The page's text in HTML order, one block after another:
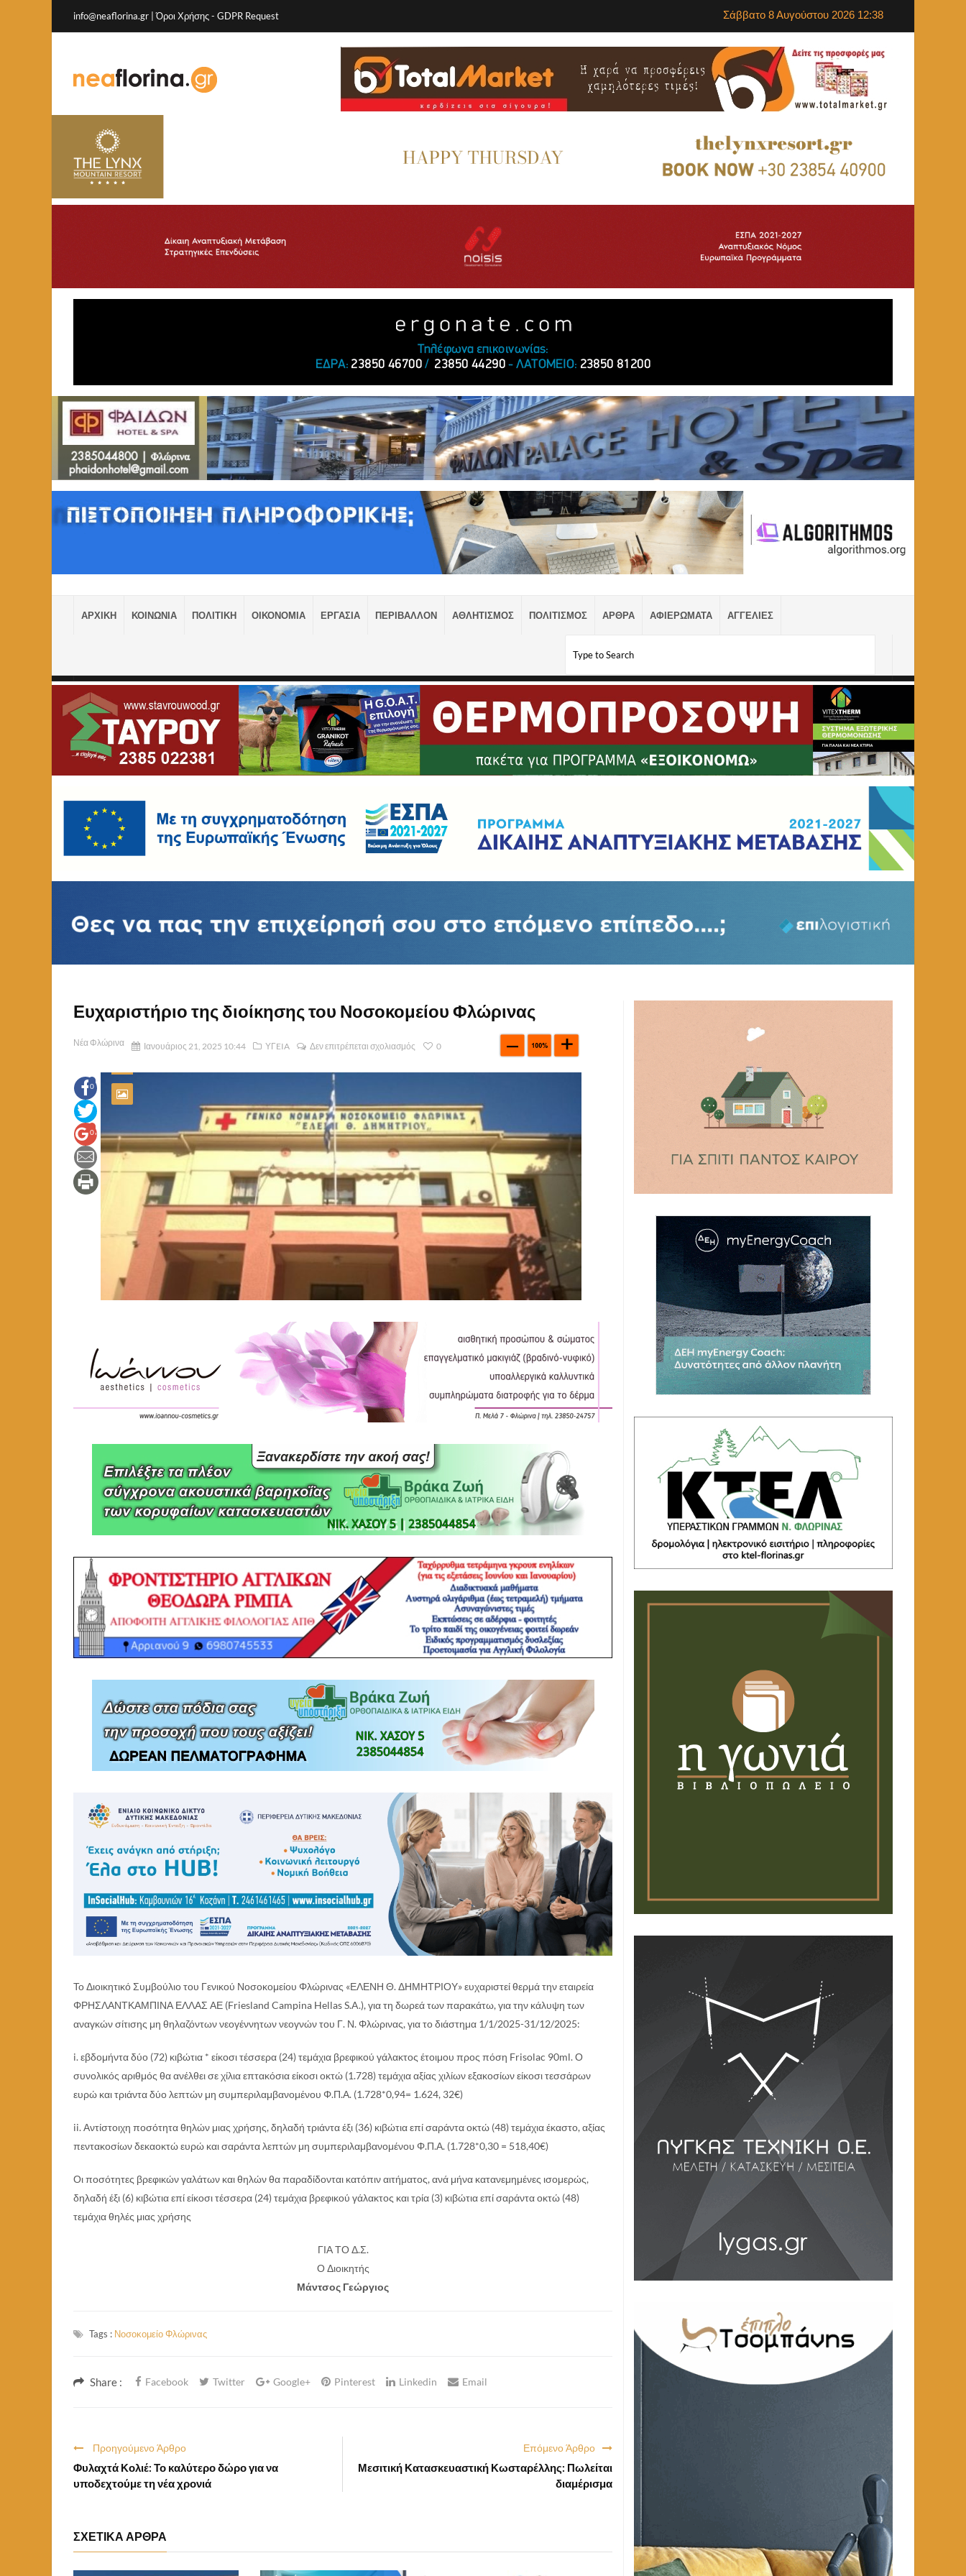
info@neaflorina.gr |Όροι Χρήσης- GDPR Request Σάββατο 8 Αυγούστου 2026 12:38
ΑΡΧΙΚΗ ΚΟΙΝΩΝΙΑ ΠΟΛΙΤΙΚΗ ΟΙΚΟΝΟΜΙΑ ΕΡΓΑΣΙΑ ΠΕΡΙΒΑΛΛΟΝ ΑΘΛΗΤΙΣΜΟΣ ΠΟΛΙΤΙΣΜΟΣ ΑΡΘΡΑ ΑΦΙΕΡΩΜΑΤΑ ΑΓΓΕΛΙΕΣ
Ευχαριστήριο της διοίκησης του Νοσοκομείου Φλώρινας
Νέα Φλώρινα Ιανουάριος 21, 2025 10:44 ΥΓEIA Δεν επιτρέπεται σχολιασμός 0
0
0
Το Διοικητικό Συμβούλιο του Γενικού Νοσοκομείου Φλώρινας «ΕΛΕΝΗ Θ. ΔΗΜΗΤΡΙΟΥ» ευχαριστεί θερμά την εταιρεία
ΦΡΗΣΛΑΝΤΚΑΜΠΙΝΑ ΕΛΛΑΣ ΑΕ (Friesland Campina Hellas S.A.), για τη δωρεά των παρακάτω, για την κάλυψη των
αναγκών σίτισης μη θηλαζόντων νεογέννητων νεογνών του Γ. Ν. Φλώρινας, για το διάστημα 1/1/2025-31/12/2025:
i. εβδομήντα δύο (72) κιβώτια * είκοσι τέσσερα (24) τεμάχια βρεφικού γάλακτος έτοιμου προς πόση Frisolac 90ml. Ο
συνολικός αριθμός θα ανέλθει σε χίλια επτακόσια είκοσι οκτώ (1.728) τεμάχια αξίας χιλίων εξακοσίων είκοσι τεσσάρων
ευρώ και τριάντα δύο λεπτών μη συμπεριλαμβανομένου Φ.Π.Α. (1.728*0,94= 1.624, 32€)
ii. Αντίστοιχη ποσότητα θηλών μιας χρήσης, δηλαδή τριάντα έξι (36) κιβώτια επί σαράντα οκτώ (48) τεμάχια έκαστο, αξίας
πεντακοσίων δεκαοκτώ ευρώ και σαράντα λεπτών μη συμπεριλαμβανομένου Φ.Π.Α. (1.728*0,30 = 518,40€)
Οι ποσότητες βρεφικών γαλάτων και θηλών θα παραδίδονται κατόπιν αιτήματος, ανά μήνα κατανεμημένες ισομερώς,
δηλαδή έξι (6) κιβώτια επί είκοσι τέσσερα (24) τεμάχια βρεφικού γάλακτος και τρία (3) κιβώτια επί σαράντα οκτώ (48)
τεμάχια θηλές μιας χρήσης
ΓΙΑ ΤΟ Δ.Σ.
Ο Διοικητής
Μάντσος Γεώργιος
Tags : Νοσοκομείο Φλώρινας
Share : Facebook Twitter Google+ Pinterest Linkedin Email
Επόμενο Άρθρο
Μεσιτική Κατασκευαστική Κωσταρέλλης: Πωλείται
διαμέρισμα
Προηγούμενο Άρθρο
Φυλαχτά Κολιέ: Το καλύτερο δώρο για να
υποδεχτούμε τη νέα χρονιά
ΣΧΕΤΙΚΑ ΑΡΘΡΑ